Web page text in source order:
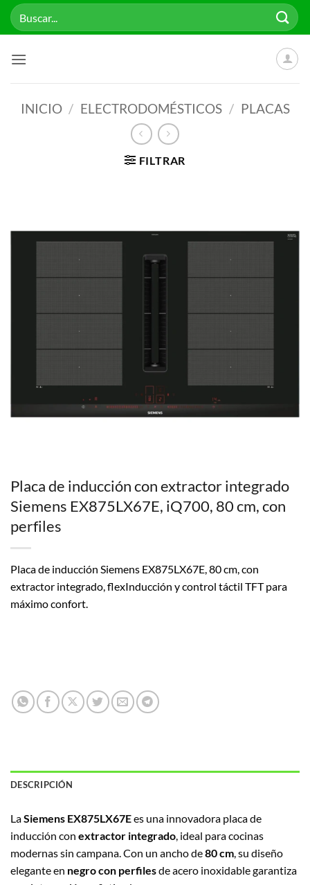
Saltar
Buscar
por:
INICIO / ELECTRODOMÉSTICOS / PLACAS
FILTRAR
Placa de inducción con extractor integrado
Siemens EX875LX67E, iQ700, 80 cm, con
perfiles
Placa de inducción Siemens EX875LX67E, 80 cm, con
extractor integrado, flexInducción y control táctil TFT para
máximo confort.
DESCRIPCIÓN
LaSiemens EX875LX67Ees una innovadora placa de
inducción con extractor integrado , ideal para cocinas
modernas sin campana. Con un ancho de80 cm , su diseño
elegante en negro con perfilesde acero inoxidable garantiza